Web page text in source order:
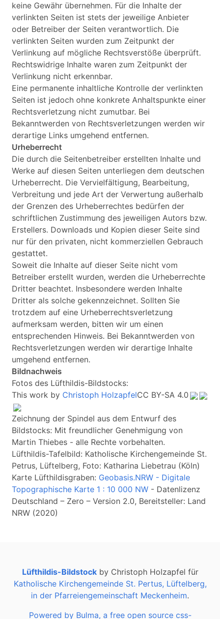
keine Gewähr übernehmen. Für die Inhalte der
verlinkten Seiten ist stets der jeweilige Anbieter
oder Betreiber der Seiten verantwortlich. Die
verlinkten Seiten wurden zum Zeitpunkt der
Verlinkung auf mögliche Rechtsverstöße überprüft.
Rechtswidrige Inhalte waren zum Zeitpunkt der
Verlinkung nicht erkennbar.
Eine permanente inhaltliche Kontrolle der verlinkten
Seiten ist jedoch ohne konkrete Anhaltspunkte einer
Rechtsverletzung nicht zumutbar. Bei
Bekanntwerden von Rechtsverletzungen werden wir
derartige Links umgehend entfernen.
Urheberrecht
Die durch die Seitenbetreiber erstellten Inhalte und
Werke auf diesen Seiten unterliegen dem deutschen
Urheberrecht. Die Vervielfältigung, Bearbeitung,
Verbreitung und jede Art der Verwertung außerhalb
der Grenzen des Urheberrechtes bedürfen der
schriftlichen Zustimmung des jeweiligen Autors bzw.
Erstellers. Downloads und Kopien dieser Seite sind
nur für den privaten, nicht kommerziellen Gebrauch
gestattet.
Soweit die Inhalte auf dieser Seite nicht vom
Betreiber erstellt wurden, werden die Urheberrechte
Dritter beachtet. Insbesondere werden Inhalte
Dritter als solche gekennzeichnet. Sollten Sie
trotzdem auf eine Urheberrechtsverletzung
aufmerksam werden, bitten wir um einen
entsprechenden Hinweis. Bei Bekanntwerden von
Rechtsverletzungen werden wir derartige Inhalte
umgehend entfernen.
Bildnachweis
Fotos des Lüfthildis-Bildstocks:
This work by Christoph HolzapfelCC BY-SA 4.0
Zeichnung der Spindel aus dem Entwurf des
Bildstocks: Mit freundlicher Genehmigung von
Martin Thiebes - alle Rechte vorbehalten.
Lüfthildis-Tafelbild: Katholische Kirchengemeinde St.
Petrus, Lüftelberg, Foto: Katharina Liebetrau (Köln)
Karte Lüfthildisgraben: Geobasis.NRW - Digitale
Topographische Karte 1 : 10 000 NW - Datenlizenz
Deutschland – Zero – Version 2.0, Bereitsteller: Land
NRW (2020)
Lüfthildis-Bildstockby Christoph Holzapfel für
Katholische Kirchengemeinde St. Pertus, Lüftelberg,
in der Pfarreiengemeinschaft Meckenheim.
Powered by Bulma, a free open source css-